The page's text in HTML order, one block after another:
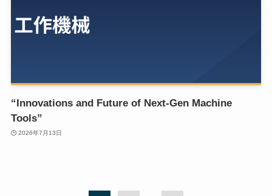
“Innovations and Future of Next-Gen Machine
Tools”
2026年7月13日